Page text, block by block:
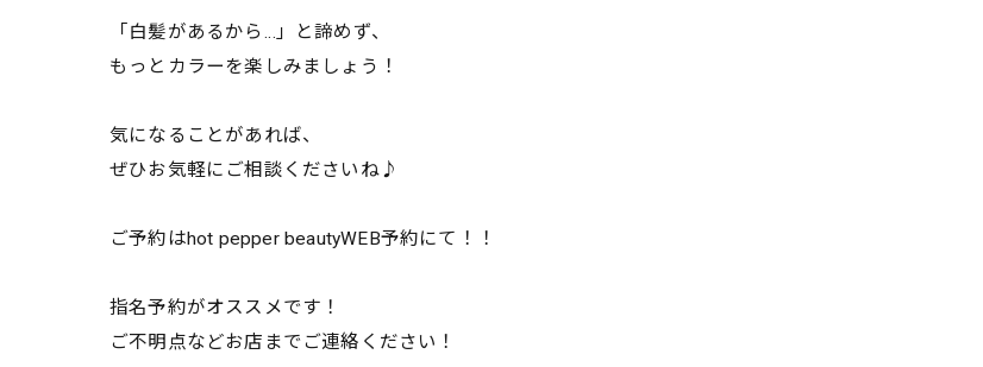
「白髪があるから…」と諦めず、
もっとカラーを楽しみましょう！
気になることがあれば、
ぜひお気軽にご相談くださいね♪
ご予約はhot pepper beautyWEB予約にて！！
指名予約がオススメです！
ご不明点などお店までご連絡ください！